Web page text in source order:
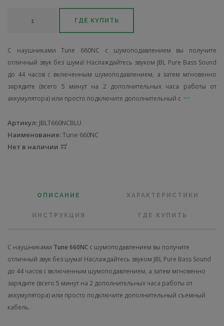
ГДЕ КУПИТЬ
С наушниками Tune 660NC с шумоподавлением вы получите
отличный звук без шума! Наслаждайтесь звуком JBL Pure Bass Sound
до 44 часов с включенным шумоподавлением, а затем мгновенно
зарядите (всего 5 минут на 2 дополнительных часа работы от
аккумулятора) или просто подключите дополнительный с
Артикул: JBLT660NCBLU
Наименование:Tune 660NC
Нет в наличии
ОПИСАНИЕ ХАРАКТЕРИСТИКИ
ИНСТРУКЦИЯ ГДЕ КУПИТЬ
С наушниками Tune 660NC с шумоподавлением вы получите
отличный звук без шума! Наслаждайтесь звуком JBL Pure Bass Sound
до 44 часов с включенным шумоподавлением, а затем мгновенно
зарядите (всего 5 минут на 2 дополнительных часа работы от
аккумулятора) или просто подключите дополнительный съемный
кабель.